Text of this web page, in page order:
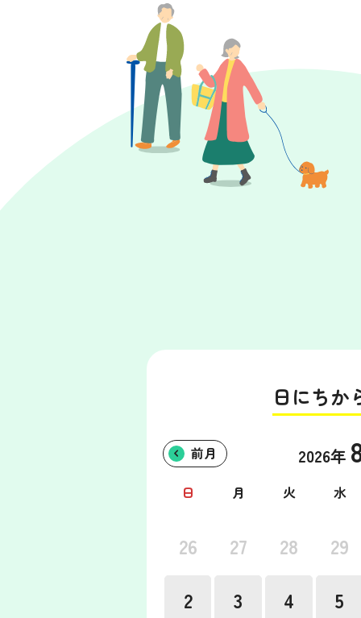
日にちか
前月 2026年
日 月 火 水
26 27 28 29
2 3 4 5